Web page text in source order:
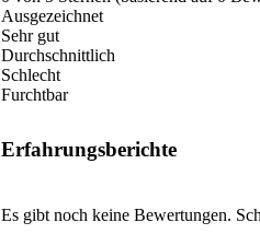
Ausgezeichnet
Sehr gut
Durchschnittlich
Schlecht
Furchtbar
Erfahrungsberichte
Es gibt noch keine Bewertungen.